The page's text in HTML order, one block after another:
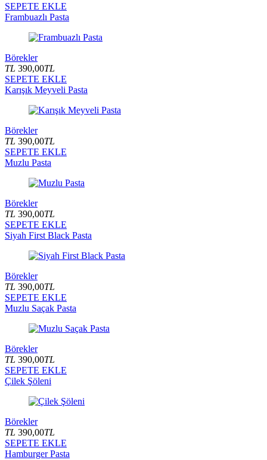
SEPETE EKLE
Frambuazlı Pasta
Börekler
TL 390,00TL
SEPETE EKLE
Karışık Meyveli Pasta
Börekler
TL 390,00TL
SEPETE EKLE
Muzlu Pasta
Börekler
TL 390,00TL
SEPETE EKLE
Siyah First Black Pasta
Börekler
TL 390,00TL
SEPETE EKLE
Muzlu Saçak Pasta
Börekler
TL 390,00TL
SEPETE EKLE
Çilek Şöleni
Börekler
TL 390,00TL
SEPETE EKLE
Hamburger Pasta